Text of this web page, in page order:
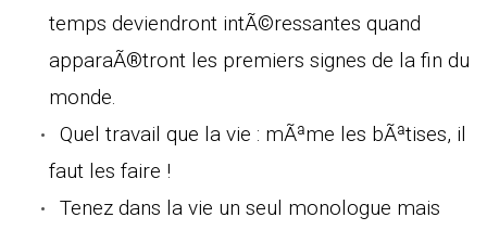
temps deviendront intÃ©ressantes quand
apparaÃ®tront les premiers signes de la fin du
monde.
Quel travail que la vie : mÃªme les bÃªtises, il
faut les faire !
Tenez dans la vie un seul monologue mais